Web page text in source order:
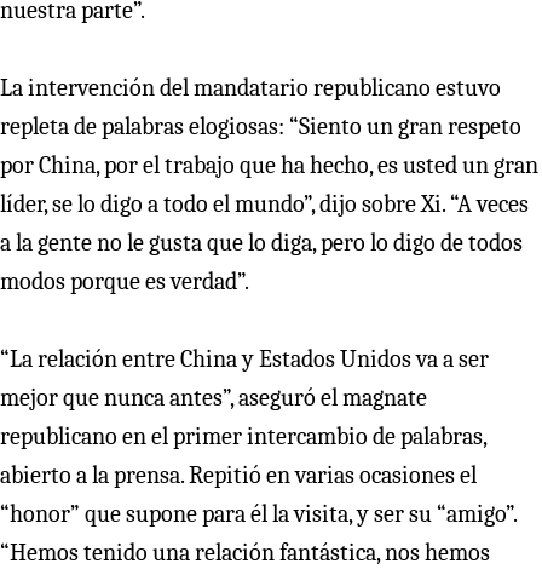
nuestra parte”.
La intervención del mandatario republicano estuvo
repleta de palabras elogiosas: “Siento un gran respeto
por China, por el trabajo que ha hecho, es usted un gran
líder, se lo digo a todo el mundo”, dijo sobre Xi. “A veces
a la gente no le gusta que lo diga, pero lo digo de todos
modos porque es verdad”.
“La relación entre China y Estados Unidos va a ser
mejor que nunca antes”, aseguró el magnate
republicano en el primer intercambio de palabras,
abierto a la prensa. Repitió en varias ocasiones el
“honor” que supone para él la visita, y ser su “amigo”.
“Hemos tenido una relación fantástica, nos hemos